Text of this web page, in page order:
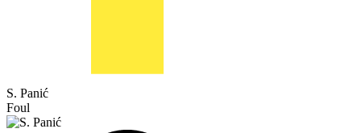
S. Panić
Foul